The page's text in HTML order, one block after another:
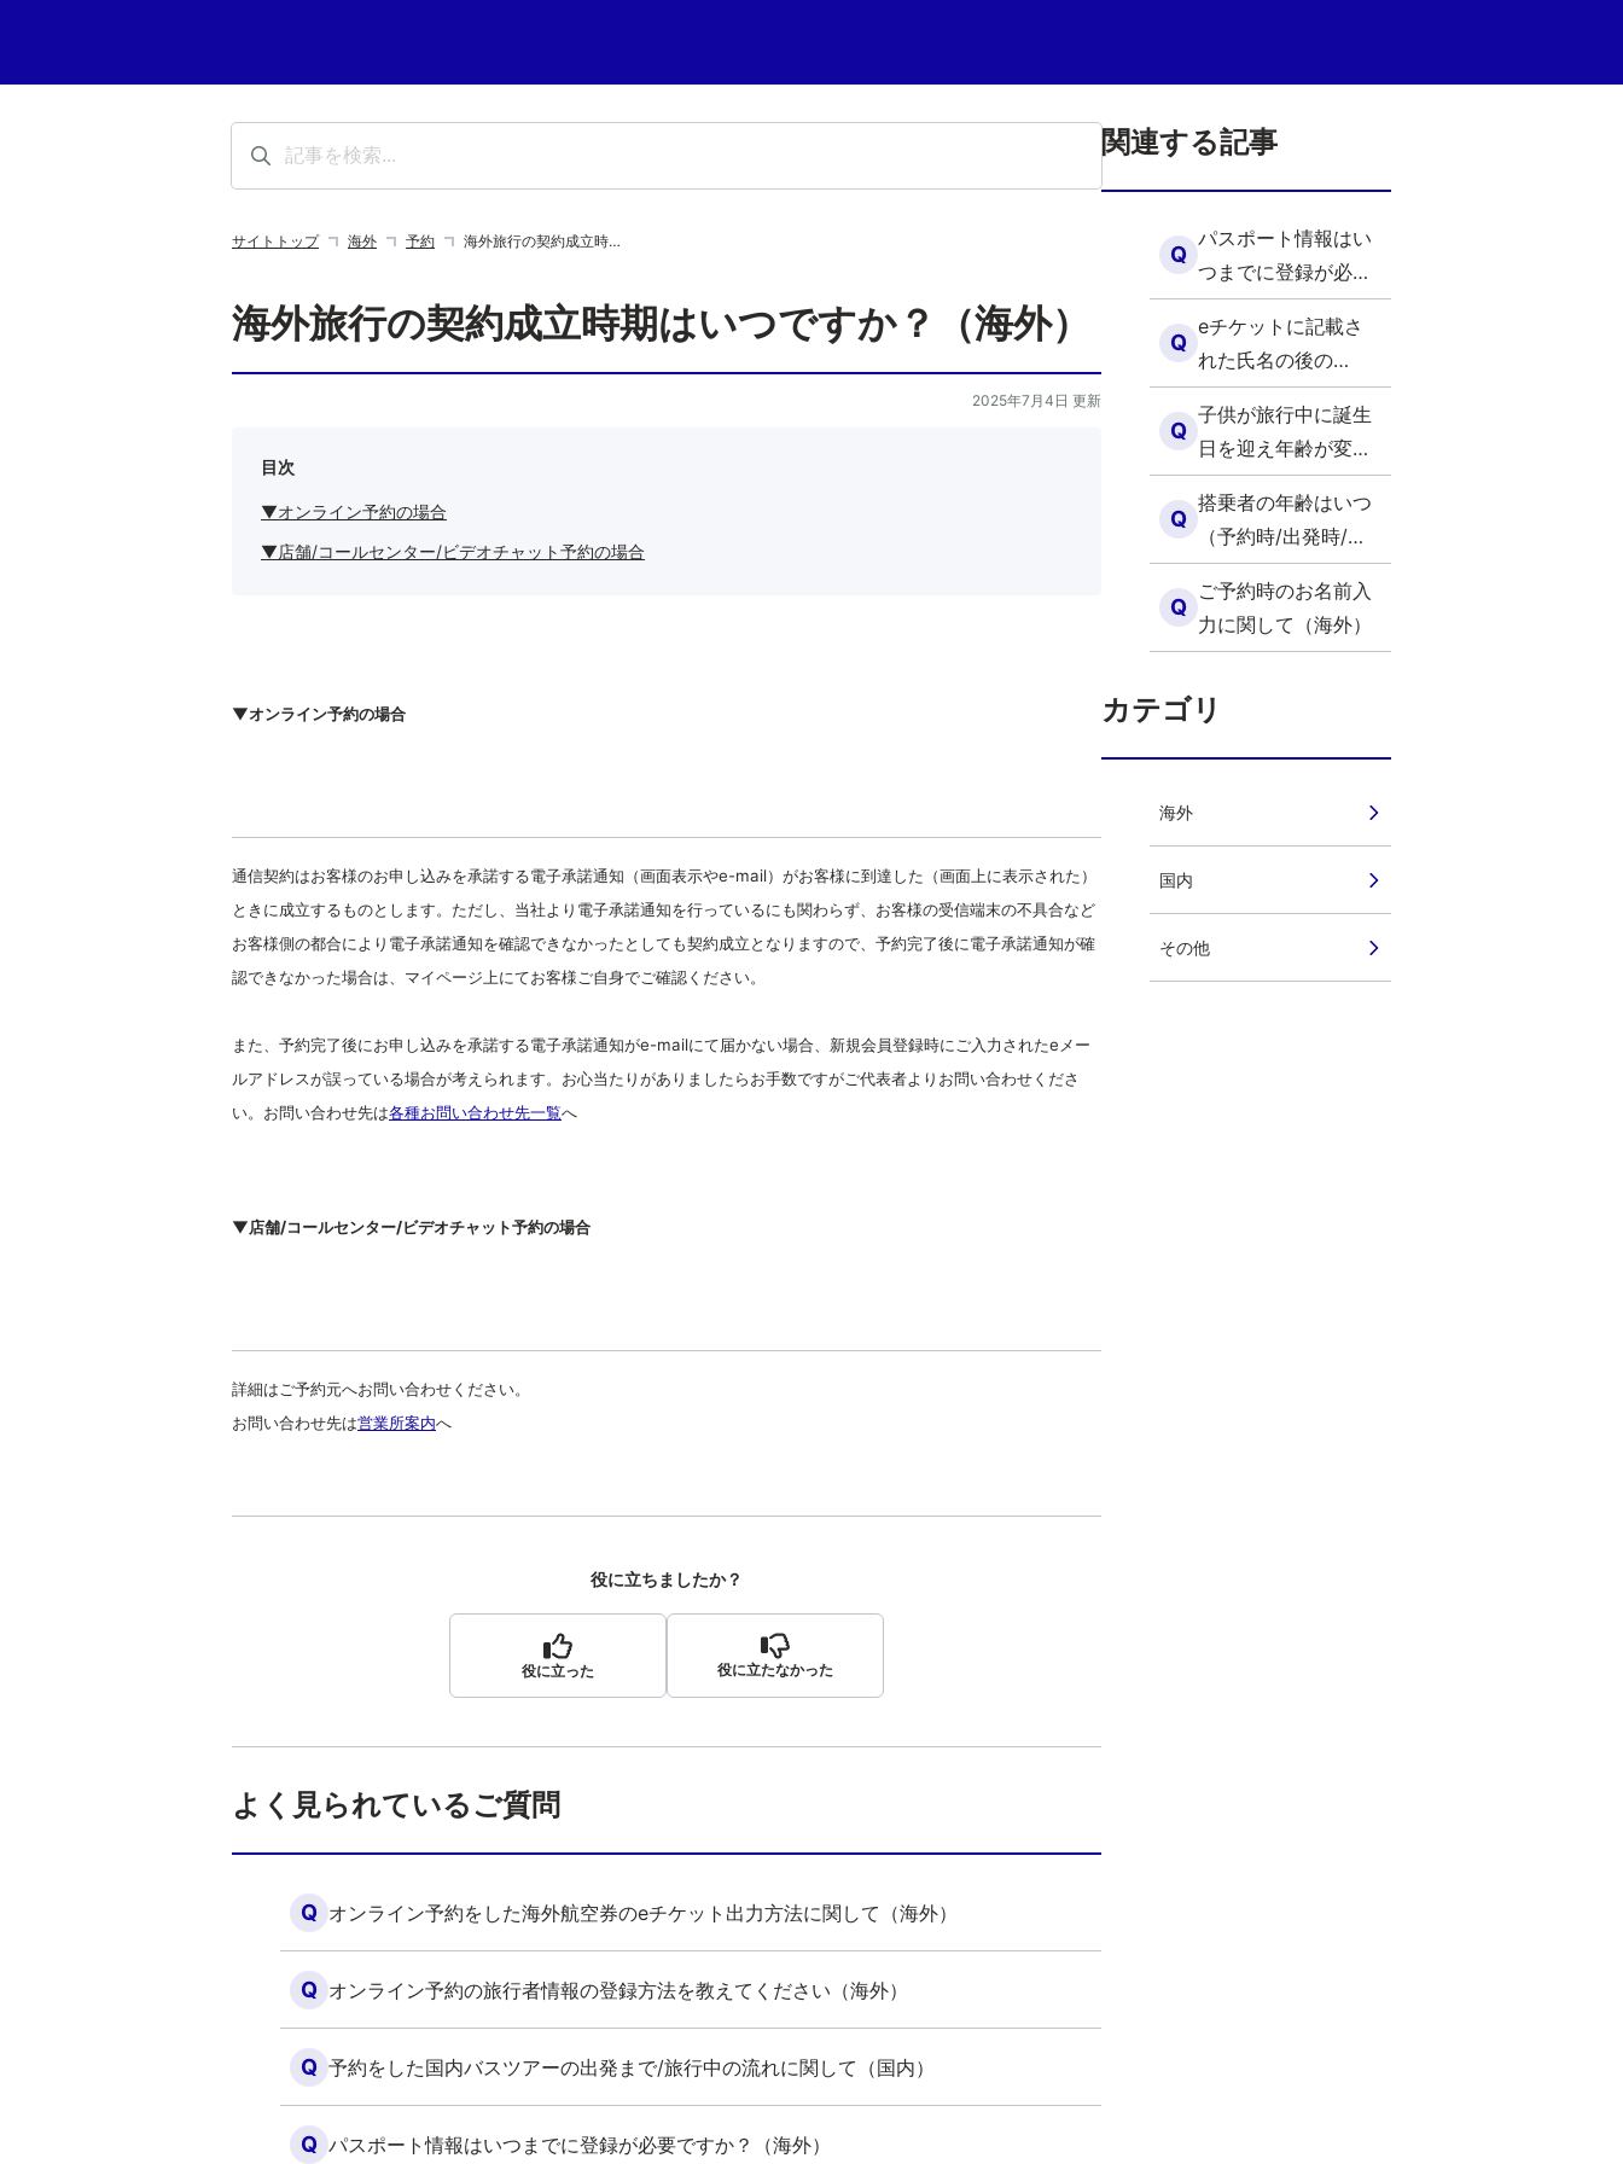
サイトトップ 海外 予約 海外旅行の契約成立時…
海外旅行の契約成立時期はいつですか？（海外）
2025年7月4日 更新
目次
▼オンライン予約の場合
▼店舗/コールセンター/ビデオチャット予約の場合
▼オンライン予約の場合
通信契約はお客様のお申し込みを承諾する電子承諾通知（画面表示やe-mail）がお客様に到達した（画面上に表示された）
ときに成立するものとします。ただし、当社より電子承諾通知を行っているにも関わらず、お客様の受信端末の不具合など
お客様側の都合により電子承諾通知を確認できなかったとしても契約成立となりますので、予約完了後に電子承諾通知が確
認できなかった場合は、マイページ上にてお客様ご自身でご確認ください。
また、予約完了後にお申し込みを承諾する電子承諾通知がe-mailにて届かない場合、新規会員登録時にご入力されたeメー
ルアドレスが誤っている場合が考えられます。 お心当たりがありましたらお手数ですがご代表者よりお問い合わせくださ
い。お問い合わせ先は各種お問い合わせ先一覧へ
▼店舗/コールセンター/ビデオチャット予約の場合
詳細はご予約元へお問い合わせください。
お問い合わせ先は営業所案内へ
役に立ちましたか？
役に立った 役に立たなかった
よく見られているご質問
Q オンライン予約をした海外航空券のeチケット出力方法に関して（海外）
Q オンライン予約の旅行者情報の登録方法を教えてください（海外）
Q 予約をした国内バスツアーの出発まで/旅行中の流れに関して（国内）
Q パスポート情報はいつまでに登録が必要ですか？（海外）
関連する記事
Q
パスポート情報はい
つまでに登録が必要
ですか？（海外）
Q
eチケットに記載さ
れた氏名の後の
MR/MS/MSTR/MISS
は何ですか？（海
外）
Q
子供が旅行中に誕生
日を迎え年齢が変わ
る場合の予約に関し
て（海外）
Q
搭乗者の年齢はいつ
（予約時/出発時/旅
行中）が基準になり
ますか？（海外）
Q
ご予約時のお名前入
力に関して（海外）
カテゴリ
海外
国内
その他